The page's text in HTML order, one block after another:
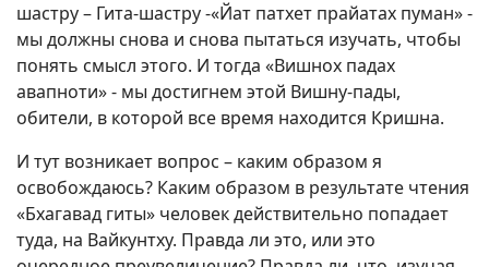
шастру – Гита-шастру -«Йат патхет прайатах пуман» -
мы должны снова и снова пытаться изучать, чтобы
понять смысл этого. И тогда «Вишнох падах
авапноти» - мы достигнем этой Вишну-пады,
обители, в которой все время находится Кришна.
И тут возникает вопрос – каким образом я
освобождаюсь? Каким образом в результате чтения
«Бхагавад гиты» человек действительно попадает
туда, на Вайкунтху. Правда ли это, или это